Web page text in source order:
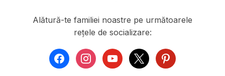
Alătură-te familiei noastre pe următoarele
rețele de socializare:
facebookinstagramyoutube
x pinterest